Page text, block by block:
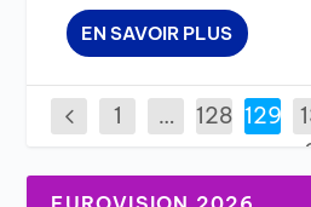
EN SAVOIR PLUS
1 … 128 129